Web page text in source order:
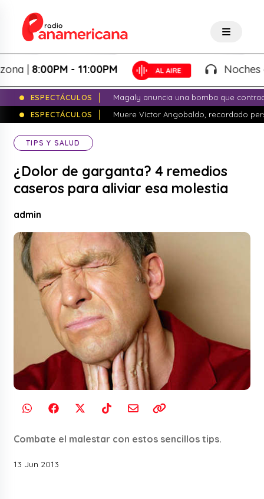
|8:00PM - 11:00PM Noches de
ESPECTÁCULOS
Magaly anuncia una bomba que
ESPECTÁCULOS
Muere Víctor Angobaldo, recordado
TIPS Y SALUD
¿Dolor de garganta? 4 remedios
caseros para aliviar esa molestia
admin
Combate el malestar con estos sencillos tips.
13 Jun 2013